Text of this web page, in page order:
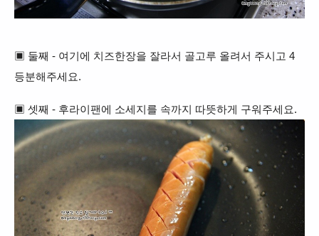
▣ 둘째 - 여기에 치즈한장을 잘라서 골고루 올려서 주시고 4
등분해주세요.
▣ 셋째 - 후라이팬에 소세지를 속까지 따뜻하게 구워주세요.